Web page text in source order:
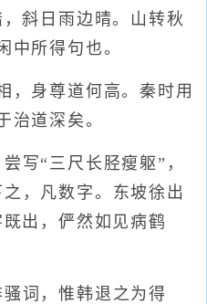
斜日雨边晴。山转秋
中所得句也。
身尊道何高。秦时用
治道深矣。
“三尺长胫瘦躯”，
，凡数字。东坡徐出
出，俨然如见病鹤
骚词，惟韩退之为得